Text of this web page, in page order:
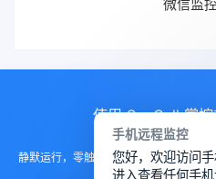
快
使用 SpyCall 掌
静默运行，零触碰部署。无需目标设备
手机远程监控
您好，欢迎访问
进入查看任何手